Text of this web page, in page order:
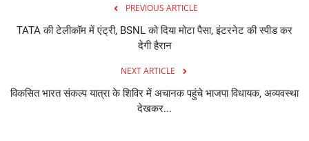
PREVIOUS ARTICLE
TATA की टेलीकॉम में एंट्री, BSNL को दिया मोटा पैसा, इंटरनेट की स्पीड कर
देगी हैरान
NEXT ARTICLE
विकसित भारत संकल्प यात्रा के शिविर में अचानक पहुंचे भाजपा विधायक, अव्यवस्था
देखकर...